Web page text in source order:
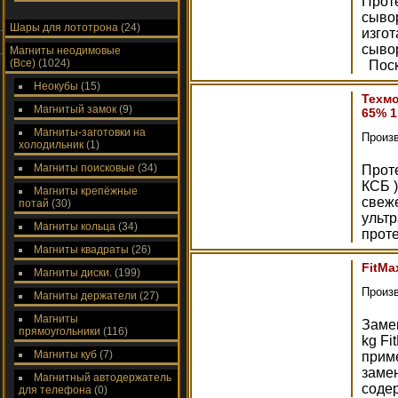
Шары для лототрона (24)
Магниты неодимовые
(Все) (1024)
Неокубы (15)
Магнитый замок (9)
Магниты-заготовки на
холодильник (1)
Магниты поисковые (34)
Магниты крепёжные
потай (30)
Магниты кольца (34)
Магниты квадраты (26)
Магниты диски. (199)
Магниты держатели (27)
Магниты
прямоугольники (116)
Магниты куб (7)
Магнитный автодержатель
для телефона (0)
65%
КСБ
kg